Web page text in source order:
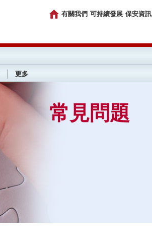
有關我們 可持續發展 保安資訊
更多
常見問題